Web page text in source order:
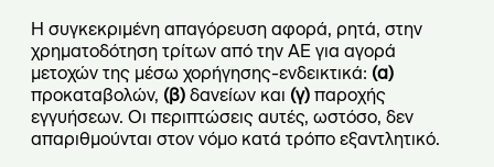
Η συγκεκριμένη απαγόρευση αφορά, ρητά, στην
χρηματοδότηση τρίτων από την ΑΕ για αγορά
μετοχών της μέσω χορήγησης-ενδεικτικά: (α)
προκαταβολών, (β) δανείων και (γ) παροχής
εγγυήσεων. Οι περιπτώσεις αυτές, ωστόσο, δεν
απαριθμούνται στον νόμο κατά τρόπο εξαντλητικό.